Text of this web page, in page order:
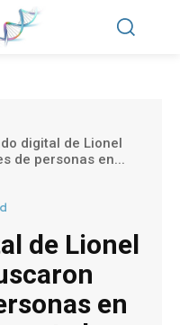
digital de Lionel
de personas en...
de Lionel
en